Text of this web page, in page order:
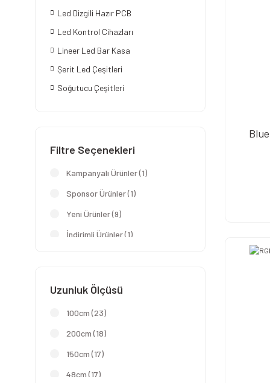
Led Dizgili Hazır PCB
Led Kontrol Cihazları
Lineer Led Bar Kasa
Şerit Led Çeşitleri
Soğutucu Çeşitleri
Filtre Seçenekleri
Kampanyalı Ürünler (1)
Sponsor Ürünler (1)
Yeni Ürünler (9)
İndirimli Ürünler (1)
Uzunluk Ölçüsü
100cm (23)
200cm (18)
150cm (17)
48cm (17)